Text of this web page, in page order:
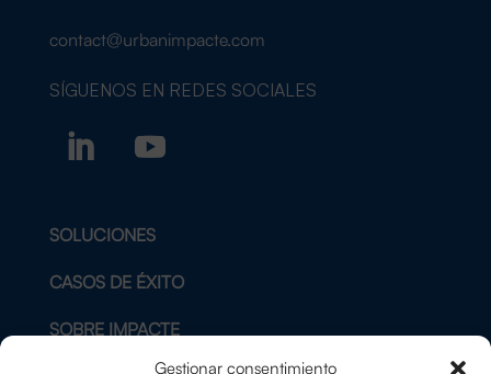
Gestionar consentimiento
contact@urbanimpacte.com
SÍGUENOS EN REDES SOCIALES
SOLUCIONES
CASOS DE ÉXITO
SOBRE IMPACTE